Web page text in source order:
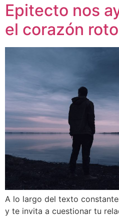
Epitecto nos
el corazón roto
A lo largo del texto
y te invita a cuestionar tu